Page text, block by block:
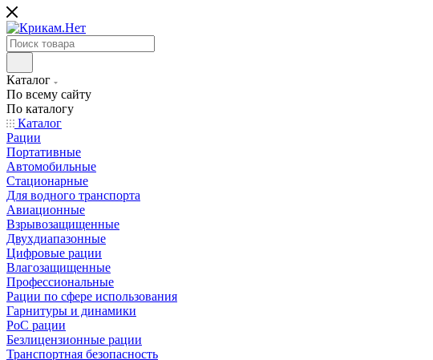
Каталог
По всему сайту
По каталогу
Каталог
Рации
Портативные
Автомобильные
Стационарные
Для водного транспорта
Авиационные
Взрывозащищенные
Двухдиапазонные
Цифровые рации
Влагозащищенные
Профессиональные
Рации по сфере использования
Гарнитуры и динамики
PoC рации
Безлицензионные рации
Транспортная безопасность